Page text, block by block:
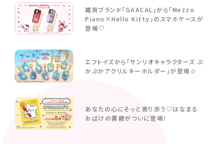
雑貨ブランド「GAACAL」から「Mezzo
Piano×Hello Kitty」のスマホケースが
登場♡
エフトイズから「サンリオキャラクターズ ぷ
かぷかアクリルキーホルダー」が登場☆
あなたの心にそっと寄り添う♡はなまる
おばけの書籍がついに登場！